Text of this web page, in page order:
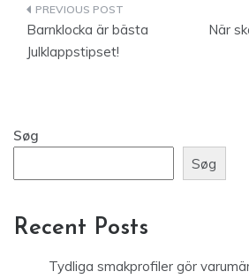
Indlægsnavigation
Barnklocka är bästa
Julklappstipset!
När
Søg
Søg
Recent Posts
Tydliga smakprofiler gör